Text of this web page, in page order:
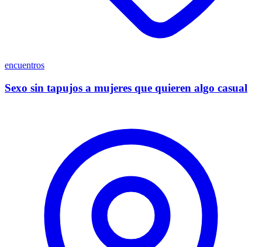
encuentros
Sexo sin tapujos a mujeres que quieren algo casual